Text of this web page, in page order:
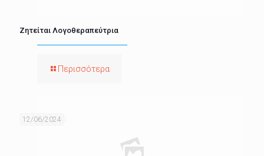
Ζητείται Λογοθεραπεύτρια
Περισσότερα
12/06/2024